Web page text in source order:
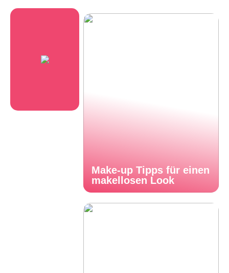
Make-up Tipps für einen
makellosen Look